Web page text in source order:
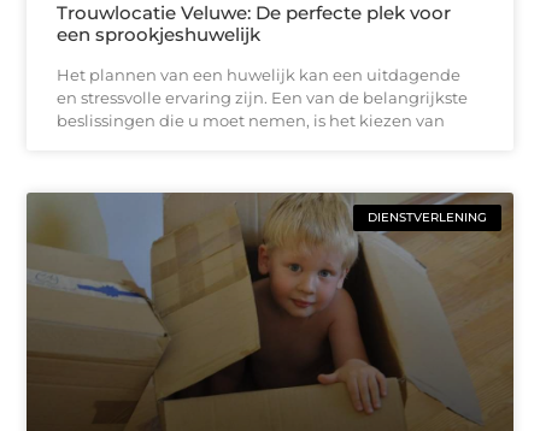
Trouwlocatie Veluwe: De perfecte plek voor
een sprookjeshuwelijk
Het plannen van een huwelijk kan een uitdagende
en stressvolle ervaring zijn. Een van de belangrijkste
beslissingen die u moet nemen, is het kiezen van
DIENSTVERLENING